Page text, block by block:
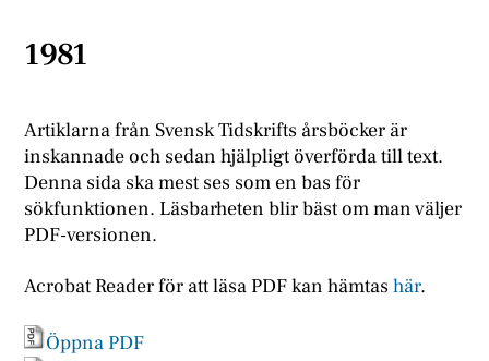
1981
Artiklarna från Svensk Tidskrifts årsböcker är
inskannade och sedan hjälpligt överförda till text.
Denna sida ska mest ses som en bas för
sökfunktionen. Läsbarheten blir bäst om man väljer
PDF-versionen.
Acrobat Reader för att läsa PDF kan hämtashär.
Öppna PDF